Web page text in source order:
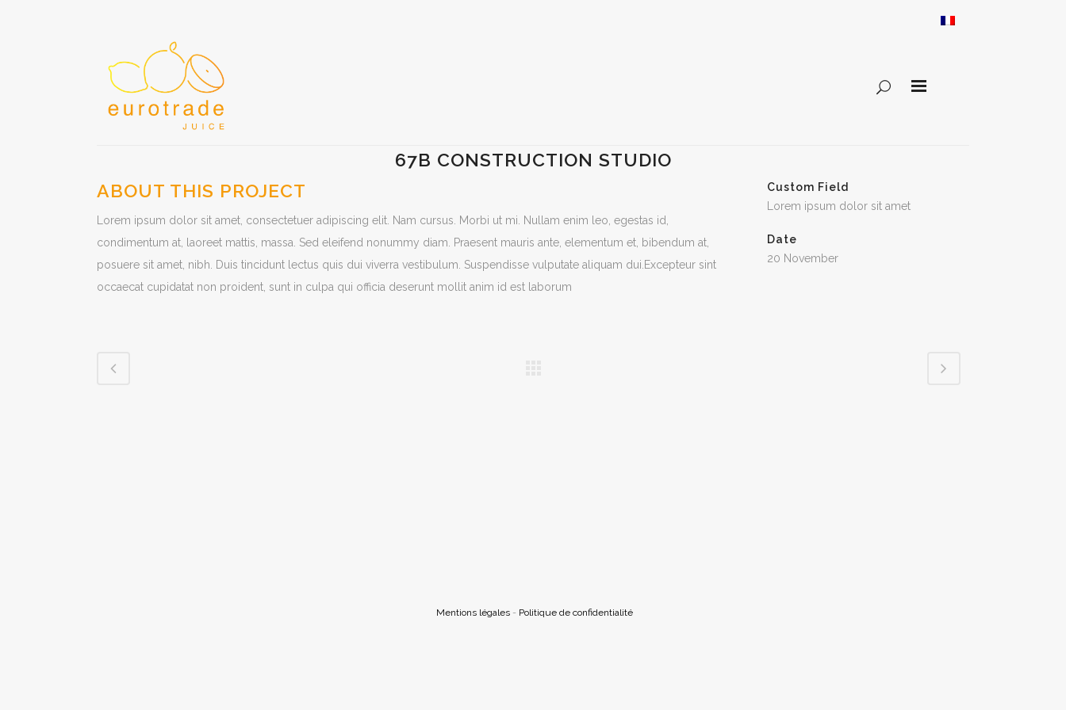
67B CONSTRUCTION STUDIO
ABOUT THIS PROJECT
Lorem ipsum dolor sit amet, consectetuer adipiscing elit. Nam cursus. Morbi ut mi. Nullam enim leo, egestas id,
condimentum at, laoreet mattis, massa. Sed eleifend nonummy diam. Praesent mauris ante, elementum et, bibendum at,
posuere sit amet, nibh. Duis tincidunt lectus quis dui viverra vestibulum. Suspendisse vulputate aliquam dui.Excepteur sint
occaecat cupidatat non proident, sunt in culpa qui officia deserunt mollit anim id est laborum
Custom Field
Lorem ipsum dolor sit amet
Date
20 November
Mentions légales- Politique de confidentialité